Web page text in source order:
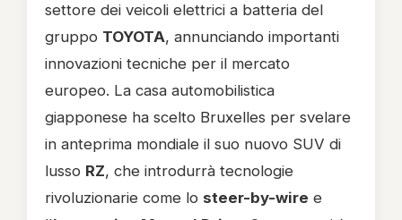
settore dei veicoli elettrici a batteria del
gruppo TOYOTA, annunciando importanti
innovazioni tecniche per il mercato
europeo. La casa automobilistica
giapponese ha scelto Bruxelles per svelare
in anteprima mondiale il suo nuovo SUV di
lusso RZ, che introdurrà tecnologie
rivoluzionarie come lo steer-by-wire e